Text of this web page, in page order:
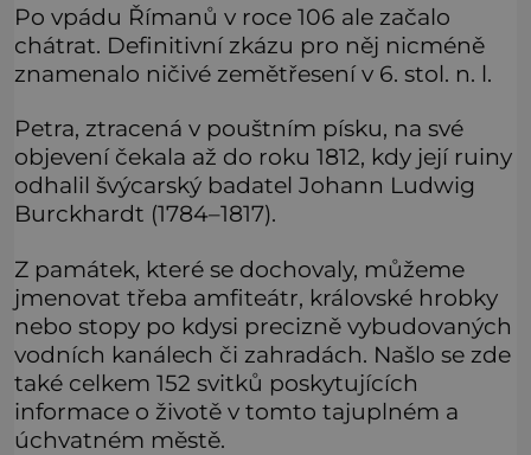
Po vpádu Římanů v roce 106 ale začalo
chátrat. Definitivní zkázu pro něj nicméně
znamenalo ničivé zemětřesení v 6. stol. n. l.
Petra, ztracená v pouštním písku, na své
objevení čekala až do roku 1812, kdy její ruiny
odhalil švýcarský badatel Johann Ludwig
Burckhardt (1784–1817).
Z památek, které se dochovaly, můžeme
jmenovat třeba amfiteátr, královské hrobky
nebo stopy po kdysi precizně vybudovaných
vodních kanálech či zahradách. Našlo se zde
také celkem 152 svitků poskytujících
informace o životě v tomto tajuplném a
úchvatném městě.